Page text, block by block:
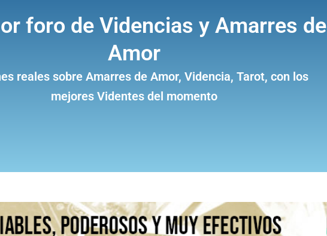
foro de Videncias y Amarres de
Amor
reales sobre Amarres de Amor, Videncia, Tarot, con los
mejores Videntes del momento